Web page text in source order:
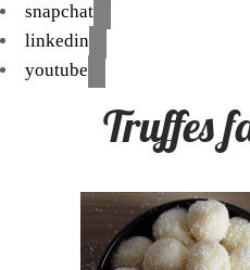
snapchat
linkedin
youtube
Truffes